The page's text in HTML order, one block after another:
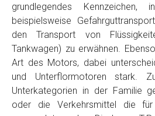
Telefon
Email
PLZ und Ort
grundlegendes
beispielsweise
den Transport von
Tankwagen) zu erwähnen.
Art des Motors, dabei
und Unterflormotoren stark.
Unterkategorien in der Familie
oder die Verkehrsmittel die